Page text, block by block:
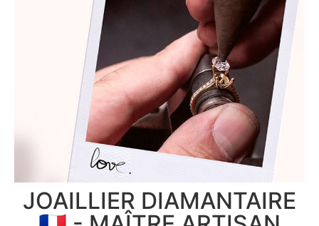
JOAILLIER DIAMANTAIRE